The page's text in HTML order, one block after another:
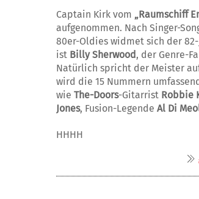
Captain Kirk vom „Raum­schiff
aufgenommen. Nach Singer-
80er-Oldies widmet sich der
ist Billy Sherwood , der Genre-
Natürlich spricht der Meis­ter
wird die 15 Nummern
wie The-Doors-Gitarrist Robbie
Jones, Fusion-Legende Al Di
HHHH